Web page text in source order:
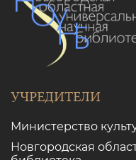
УЧРЕДИТЕЛИ
Министерство
Новгородская